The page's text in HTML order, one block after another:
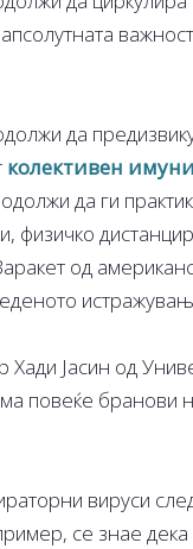
апсолутната
да
колективен
да ги
физичко
од
Хади Јасин од
повеќе бранови
вируси
се знае